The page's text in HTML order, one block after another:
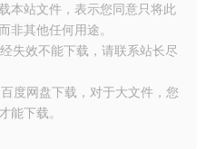
本站文件，表示您同意只将此
非其他任何用途。
失效不能下载，请联系站长尽
度网盘下载，对于大文件，您
能下载。